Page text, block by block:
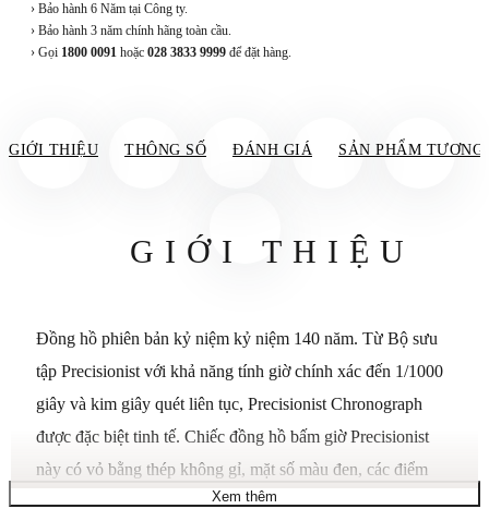
› Bảo hành 6 Năm tại Công ty.
› Bảo hành 3 năm chính hãng toàn cầu.
› Gọi 1800 0091 hoặc 028 3833 9999 để đặt hàng.
GIỚI THIỆU THÔNG SỐ ĐÁNH GIÁ SẢN PHẨM TƯƠNG
GIỚI THIỆU
Đồng hồ phiên bản kỷ niệm kỷ niệm 140 năm. Từ Bộ sưu
tập Precisionist với khả năng tính giờ chính xác đến 1/1000
giây và kim giây quét liên tục, Precisionist Chronograph
được đặc biệt tinh tế. Chiếc đồng hồ bấm giờ Precisionist
này có vỏ bằng thép không gỉ, mặt số màu đen, các điểm
nhấn màu xanh lá cây Accutron mang tính biểu tượng, mặt
Xem thêm